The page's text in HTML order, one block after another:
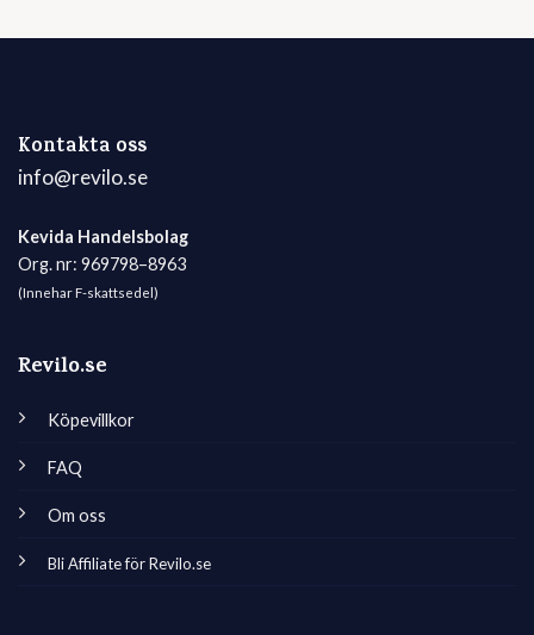
Kontakta oss
info@revilo.se
Kevida Handelsbolag
Org. nr: 969798–8963
(Innehar F-skattsedel)
Revilo.se
Köpevillkor
FAQ
Om oss
Bli Affiliate för Revilo.se